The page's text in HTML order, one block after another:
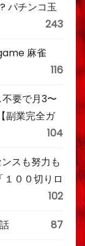
パチンコ玉
243
麻雀
116
不要で月3〜
副業完全ガ
104
スも努力も
００切りロ
102
87